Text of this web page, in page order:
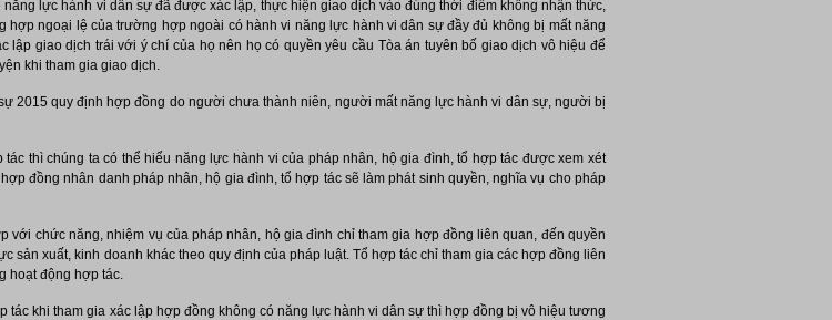
lực hành vi dân sự đã được xác lập, thực hiện giao dịch vào đúng thời điểm không nhận thức,
ngoại lệ của trường hợp ngoài có hành vi năng lực hành vi dân sự đầy đủ không bị mất năng
giao dịch trái với ý chí của họ nên họ có quyền yêu cầu Tòa án tuyên bố giao dịch vô hiệu để
khi tham gia giao dịch.
2015 quy định hợp đồng do người chưa thành niên, người mất năng lực hành vi dân sự, người bị
thì chúng ta có thể hiểu năng lực hành vi của pháp nhân, hộ gia đình, tổ hợp tác được xem xét
đồng nhân danh pháp nhân, hộ gia đình, tổ hợp tác sẽ làm phát sinh quyền, nghĩa vụ cho pháp
chức năng, nhiệm vụ của pháp nhân, hộ gia đình chỉ tham gia hợp đồng liên quan, đến quyền
sản xuất, kinh doanh khác theo quy định của pháp luật. Tổ hợp tác chỉ tham gia các hợp đồng liên
hoạt động hợp tác.
khi tham gia xác lập hợp đồng không có năng lực hành vi dân sự thì hợp đồng bị vô hiệu tương